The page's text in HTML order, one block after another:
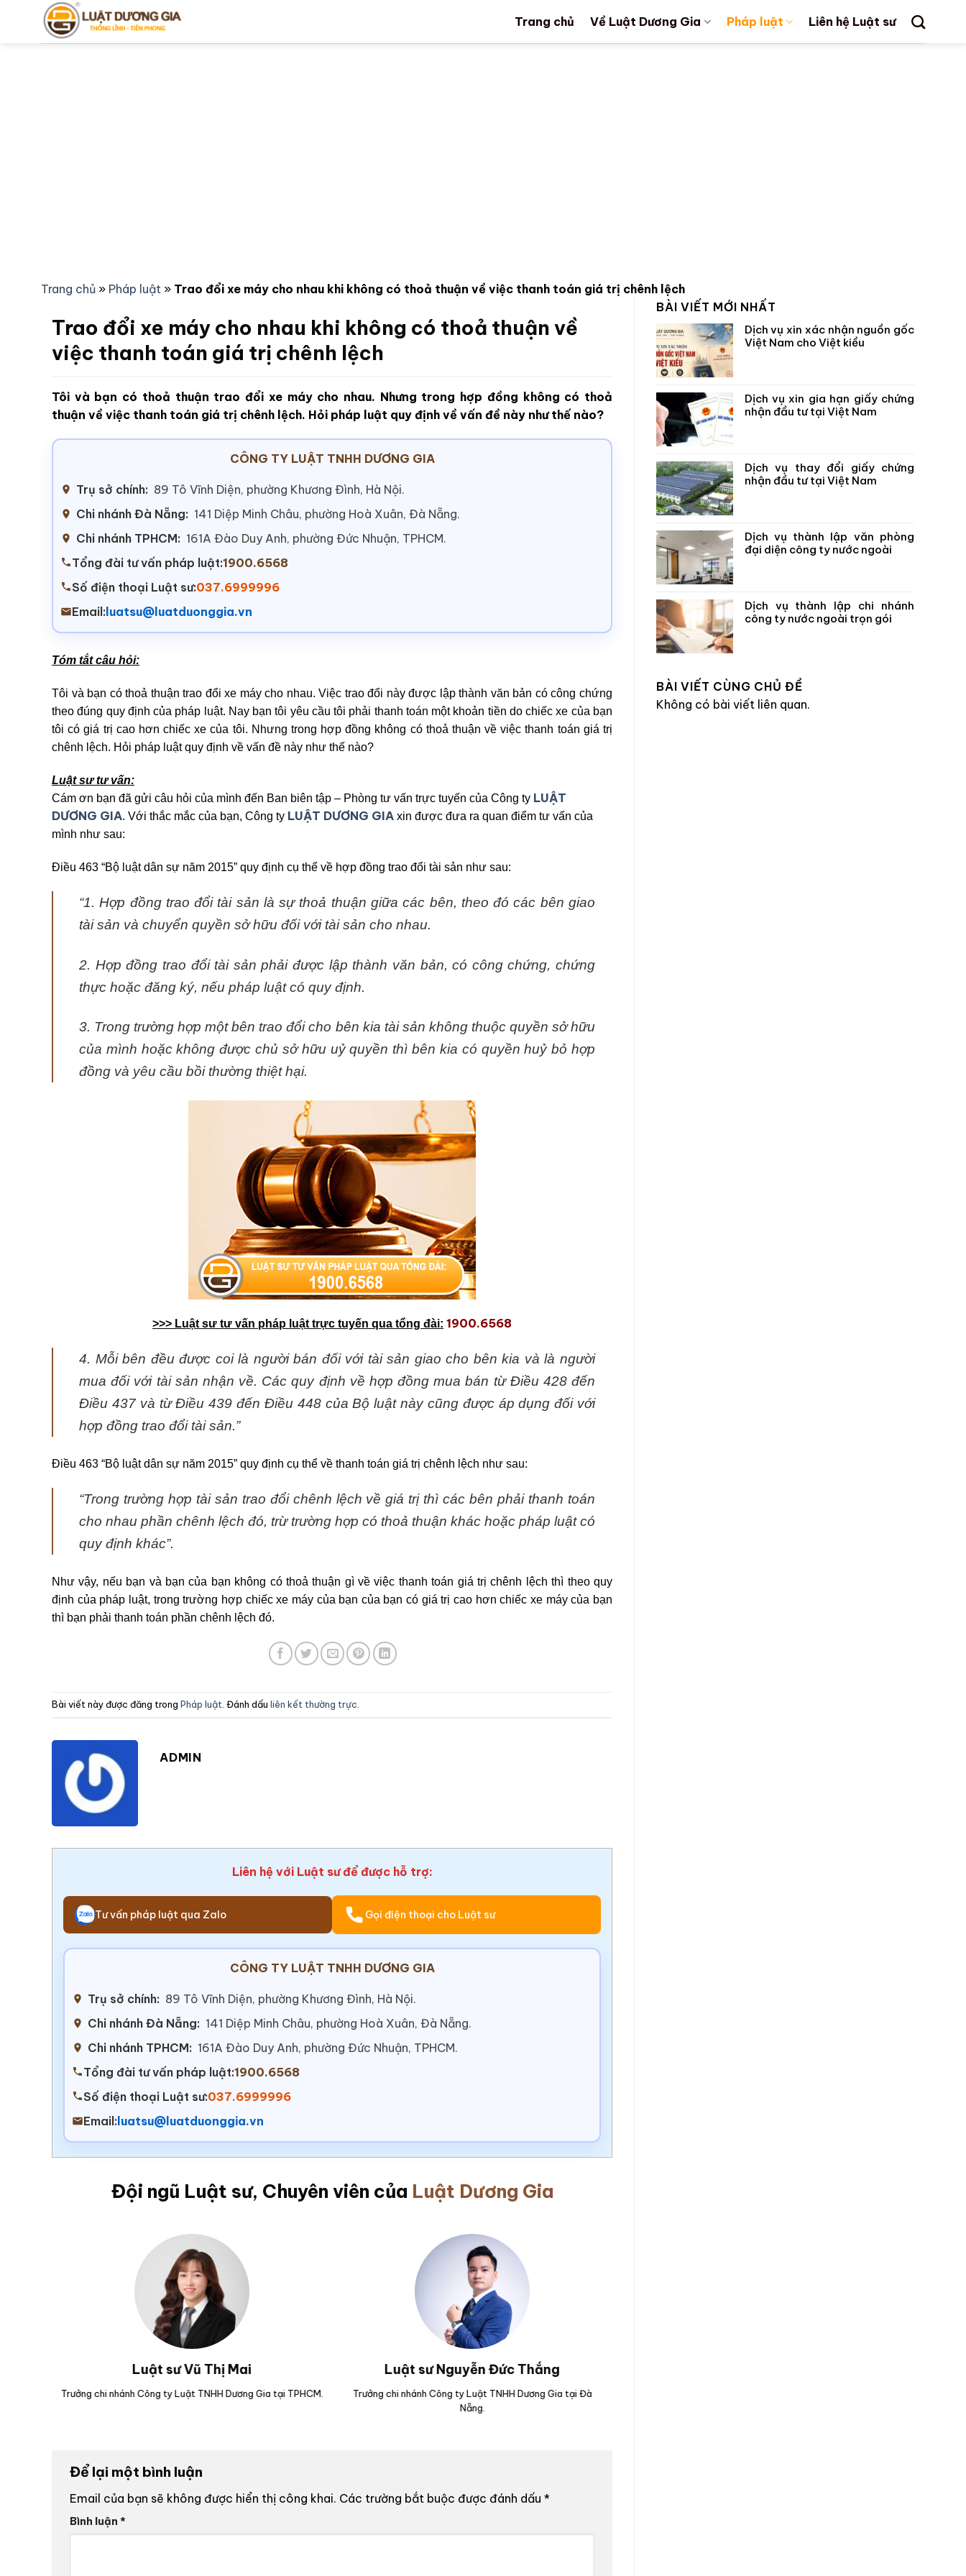
Trang chủ Về Luật Dương Gia Pháp luật Liên hệ Luật sư
Trang chủ » Pháp luật » Trao đổi xe máy cho nhau khi không có thoả thuận về việc thanh toán giá trị chênh lệch
Trao đổi xe máy cho nhau khi không có thoả thuận về
việc thanh toán giá trị chênh lệch
Tôi và bạn có thoả thuận trao đổi xe máy cho nhau. Nhưng trong hợp đồng không có thoả
thuận về việc thanh toán giá trị chênh lệch. Hỏi pháp luật quy định về vấn đề này như thế nào?
CÔNG TY LUẬT TNHH DƯƠNG GIA
Trụ sở chính: 89 Tô Vĩnh Diện, phường Khương Đình, Hà Nội.
Chi nhánh Đà Nẵng: 141 Diệp Minh Châu, phường Hoà Xuân, Đà Nẵng.
Chi nhánh TPHCM: 161A Đào Duy Anh, phường Đức Nhuận, TPHCM.
Tổng đài tư vấn pháp luật:1900.6568
Số điện thoại Luật sư:037.6999996
Email: luatsu@luatduonggia.vn
Tóm tắt câu hỏi:
Tôi và bạn có thoả thuận trao đổi xe máy cho nhau. Việc trao đổi này được lập thành văn bản có công chứng
theo đúng quy định của pháp luật. Nay bạn tôi yêu cầu tôi phải thanh toán một khoản tiền do chiếc xe của bạn
tôi có giá trị cao hơn chiếc xe của tôi. Nhưng trong hợp đồng không có thoả thuận về việc thanh toán giá trị
chênh lệch. Hỏi pháp luật quy định về vấn đề này như thế nào?
Luật sư tư vấn:
Cám ơn bạn đã gửi câu hỏi của mình đến Ban biên tập – Phòng tư vấn trực tuyến của Công ty LUẬT
DƯƠNG GIA. Với thắc mắc của bạn, Công ty LUẬT DƯƠNG GIA xin được đưa ra quan điểm tư vấn của
mình như sau:
Điều 463 “Bộ luật dân sự năm 2015” quy định cụ thể về hợp đồng trao đổi tài sản như sau:
“1. Hợp đồng trao đổi tài sản là sự thoả thuận giữa các bên, theo đó các bên giao
tài sản và chuyển quyền sở hữu đối với tài sản cho nhau.
2. Hợp đồng trao đổi tài sản phải được lập thành văn bản, có công chứng, chứng
thực hoặc đăng ký, nếu pháp luật có quy định.
3. Trong trường hợp một bên trao đổi cho bên kia tài sản không thuộc quyền sở hữu
của mình hoặc không được chủ sở hữu uỷ quyền thì bên kia có quyền huỷ bỏ hợp
đồng và yêu cầu bồi thường thiệt hại.
>>> Luật sư tư vấn pháp luật trực tuyến qua tổng đài: 1900.6568
4. Mỗi bên đều được coi là người bán đối với tài sản giao cho bên kia và là người
mua đối với tài sản nhận về. Các quy định về hợp đồng mua bán từ Điều 428 đến
Điều 437 và từ Điều 439 đến Điều 448 của Bộ luật này cũng được áp dụng đối với
hợp đồng trao đổi tài sản.”
Điều 463 “Bộ luật dân sự năm 2015” quy định cụ thể về thanh toán giá trị chênh lệch như sau:
“Trong trường hợp tài sản trao đổi chênh lệch về giá trị thì các bên phải thanh toán
cho nhau phần chênh lệch đó, trừ trường hợp có thoả thuận khác hoặc pháp luật có
quy định khác”.
Như vậy, nếu bạn và bạn của bạn không có thoả thuận gì về việc thanh toán giá trị chênh lệch thì theo quy
định của pháp luật, trong trường hợp chiếc xe máy của bạn của bạn có giá trị cao hơn chiếc xe máy của bạn
thì bạn phải thanh toán phần chênh lệch đó.
Bài viết này được đăng trong Pháp luật . Đánh dấu liên kết thường trực
ADMIN
Liên hệ với Luật sư để được hỗ trợ:
Tư vấn pháp luật qua Zalo Gọi điện thoại cho Luật sư
CÔNG TY LUẬT TNHH DƯƠNG GIA
Trụ sở chính: 89 Tô Vĩnh Diện, phường Khương Đình, Hà Nội.
Chi nhánh Đà Nẵng: 141 Diệp Minh Châu, phường Hoà Xuân, Đà Nẵng.
Chi nhánh TPHCM: 161A Đào Duy Anh, phường Đức Nhuận, TPHCM.
Tổng đài tư vấn pháp luật:1900.6568
Số điện thoại Luật sư:037.6999996
Email:luatsu@luatduonggia.vn
Đội ngũ Luật sư, Chuyên viên của Luật Dương Gia
Gia tại Đà
Luật sư Vũ Văn Huân
Nguyên Kiểm sát viên Viện kiểm sát nhân dân tỉnh Phú Yên.
Luật sư Nguyễn Hoài Bão
Nguyên Kiểm sát viên của Viện kiểm sát nhân dân TP Đà
Để lại một bình luận
Email của bạn sẽ không được hiển thị công khai. Các trường bắt buộc được đánh dấu *
Bình luận *
BÀI VIẾT MỚI NHẤT
Dịch vụ xin xác nhận nguồn gốc
Việt Nam cho Việt kiều
Dịch vụ xin gia hạn giấy chứng
nhận đầu tư tại Việt Nam
Dịch vụ thay đổi giấy chứng
nhận đầu tư tại Việt Nam
Dịch vụ thành lập văn phòng
đại diện công ty nước ngoài
Dịch vụ thành lập chi nhánh
công ty nước ngoài trọn gói
BÀI VIẾT CÙNG CHỦ ĐỀ
Không có bài viết liên quan.